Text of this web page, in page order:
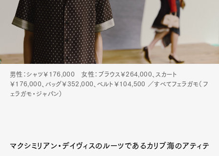
男性：シャツ￥176,000 女性：ブラウス￥264,000、スカート
￥176,000、バッグ￥352,000、ベルト￥104,500 ／すべてフェラガモ（フ
ェラガモ・ジャパン）
マクシミリアン・デイヴィスのルーツであるカリブ海のアティテ